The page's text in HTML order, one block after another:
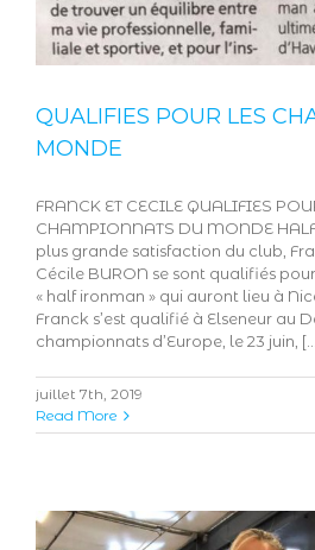
QUALIFIES POUR LES
MONDE
FRANCK ET CECILE QUALIFIES
CHAMPIONNATS DU MONDE
plus grande satisfaction du club,
Cécile BURON se sont qualifiés
« half ironman » qui auront lieu à
Franck s’est qualifié à Elseneur au
championnats d’Europe, le 23 juin,
juillet 7th, 2019
Read More